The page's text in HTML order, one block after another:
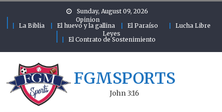
Sunday, August 09, 2026
Opinion
La Biblia
El huevo y la gallina El Paraíso
Lucha Libre
Leyes
El Contrato de Sostenimiento
FGMSPORTS
John 3:16